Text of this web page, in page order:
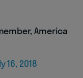
America
16, 2018